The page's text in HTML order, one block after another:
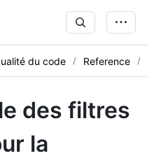
du code Reference
des filtres
la